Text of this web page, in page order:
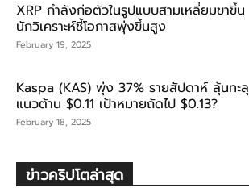
XRP กำลังก่อตัวในรูปแบบสามเหลี่ยมขาขึ้น
นักวิเคราะห์ชี้โอกาสพุ่งขึ้นสูง
February 19, 2025
Kaspa (KAS) พุ่ง 37% รายสัปดาห์ ลุ้นทะลุ
แนวต้าน $0.11 เป้าหมายถัดไป $0.13?
February 18, 2025
ข่าวคริปโตล่าสุด